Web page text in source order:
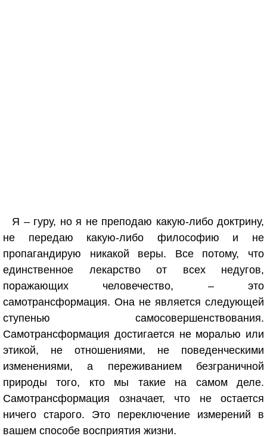
Я – гуру, но я не преподаю какую-либо доктрину,
не передаю какую-либо философию и не
пропагандирую никакой веры. Все потому, что
единственное лекарство от всех недугов,
поражающих человечество, – это
самотрансформация. Она не является следующей
ступенью самосовершенствования.
Самотрансформация достигается не моралью или
этикой, не отношениями, не поведенческими
изменениями, а переживанием безграничной
природы того, кто мы такие на самом деле.
Самотрансформация означает, что не остается
ничего старого. Это переключение измерений в
вашем способе восприятия жизни.